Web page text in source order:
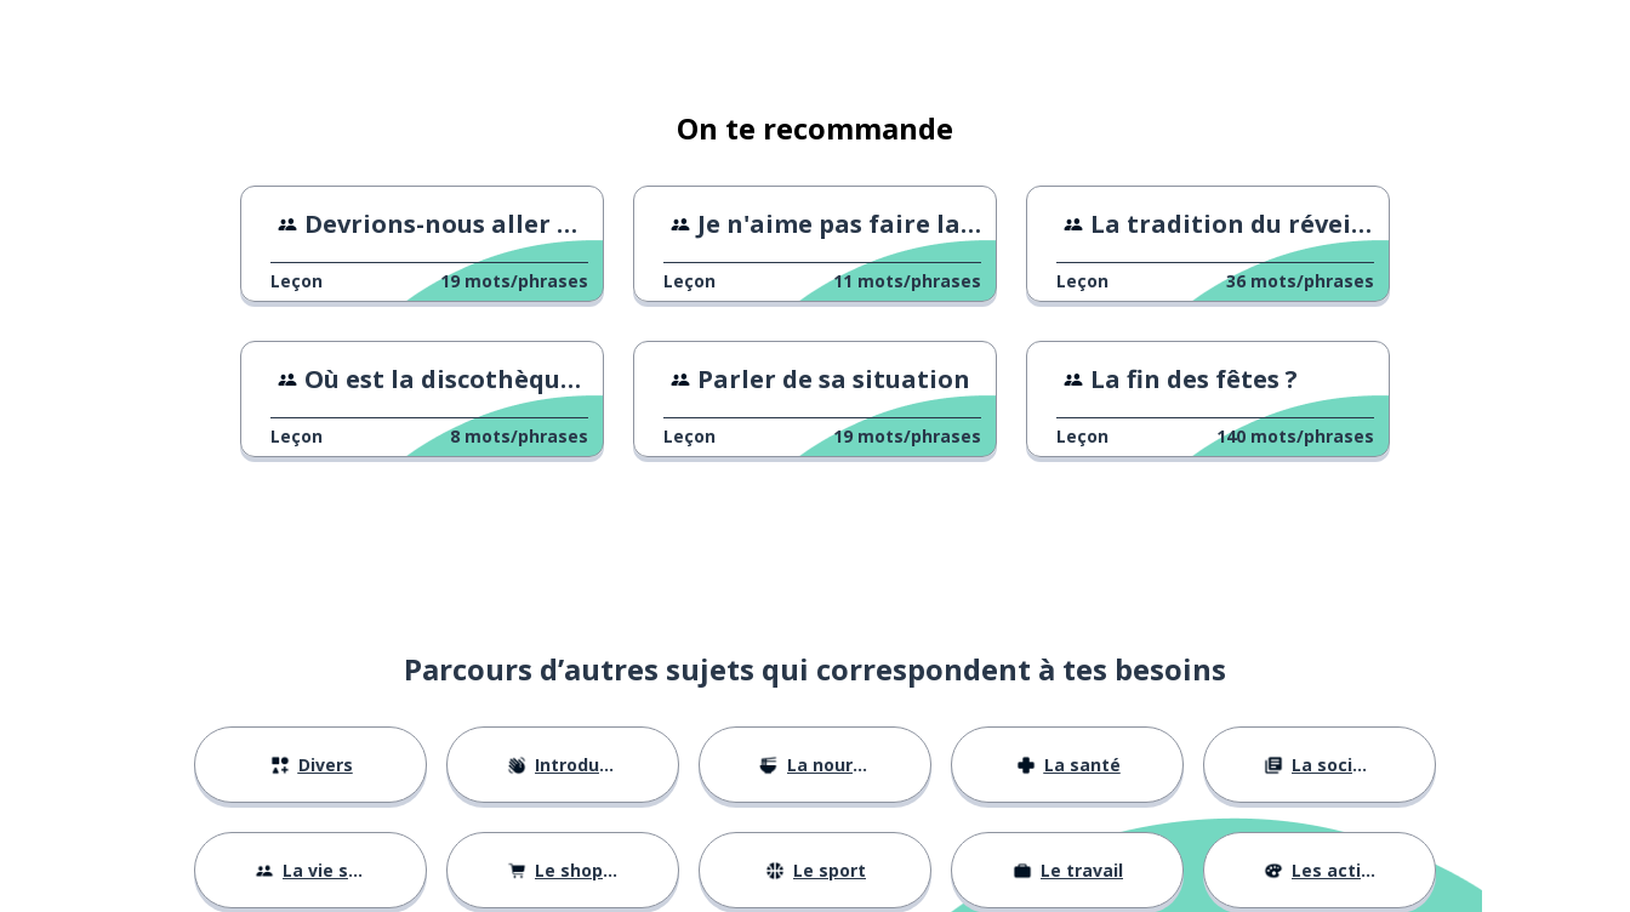
On te recommande
Devrions-nous aller à Malasaña ?
Leçon 19 mots/phrases
Je n'aime pas faire la fête
Leçon 11 mots/phrases
La tradition du réveillon du Nouvel An en Espagne
Leçon 36 mots/phrases
Où est la discothèque ?
Leçon 8 mots/phrases
Parler de sa situation
Leçon 19 mots/phrases
La fin des fêtes ?
Leçon 140 mots/phrases
Parcours d’autres sujets qui correspondent à tes besoins
Divers Introductions La nourriture La santé La société
La vie sociale Le shopping Le sport Le travail Les activités